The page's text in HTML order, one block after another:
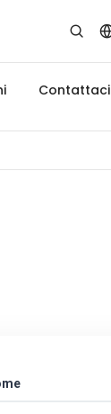
Contattaci